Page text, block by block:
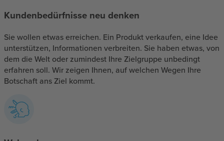
Kundenbedürfnisse neu denken
Sie wollen etwas erreichen. Ein Produkt verkaufen, eine Idee
unterstützen, Informationen verbreiten. Sie haben etwas, von
dem die Welt oder zumindest Ihre Zielgruppe unbedingt
erfahren soll. Wir zeigen Ihnen, auf welchen Wegen Ihre
Botschaft ans Ziel kommt.